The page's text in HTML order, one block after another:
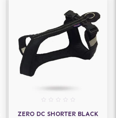
ZERO DC SHORTER BLACK